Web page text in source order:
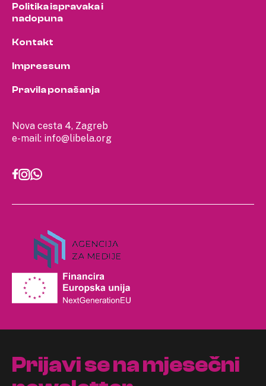
Nova cesta 4, Zagreb
e-mail: info@libela.org
Politika ispravaka i
nadopuna
Kontakt
Impressum
Pravila ponašanja
Prijavi se na mjesečni